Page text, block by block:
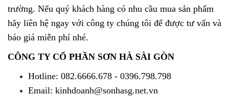
trường. Nếu quý khách hàng có nhu cầu mua sản phẩm
hãy liên hệ ngay với công ty chúng tôi để được tư vấn và
báo giá miễn phí nhé.
CÔNG TY CỔ PHẦN SƠN HÀ SÀI GÒN
Hotline: 082.6666.678 - 0396.798.798
Email: kinhdoanh@sonhasg.net.vn